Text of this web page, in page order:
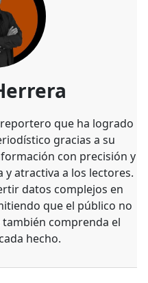
que ha logrado
gracias a su
con precisión y
atractiva a los lectores.
datos complejos en
que el público no
comprenda el
hecho.